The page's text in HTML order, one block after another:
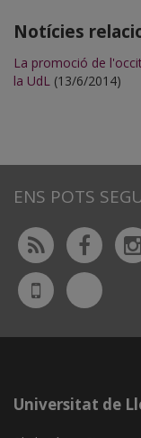
Notícies
La promoció de
la UdL (13/6/2014)
ENS POTS
Rss
UdL
App
Universitat de